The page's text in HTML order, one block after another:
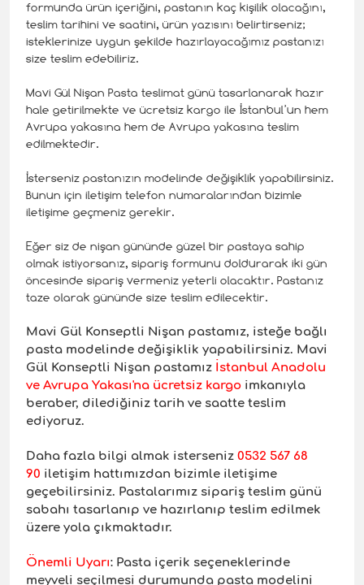
formunda ürün içeriğini, pastanın kaç kişilik olacağını,
teslim tarihini ve saatini, ürün yazısını belirtirseniz;
isteklerinize uygun şekilde hazırlayacağımız pastanızı
size teslim edebiliriz.
Mavi Gül Nişan Pasta teslimat günü tasarlanarak hazır
hale getirilmekte ve ücretsiz kargo ile İstanbul’un hem
Avrupa yakasına hem de Avrupa yakasına teslim
edilmektedir.
İsterseniz pastanızın modelinde değişiklik yapabilirsiniz.
Bunun için iletişim telefon numaralarından bizimle
iletişime geçmeniz gerekir.
Eğer siz de nişan gününde güzel bir pastaya sahip
olmak istiyorsanız, sipariş formunu doldurarak iki gün
öncesinde sipariş vermeniz yeterli olacaktır. Pastanız
taze olarak gününde size teslim edilecektir.
Mavi Gül Konseptli Nişan pastamız, isteğe bağlı
pasta modelinde değişiklik yapabilirsiniz. Mavi
Gül Konseptli Nişan pastamız İstanbul Anadolu
ve Avrupa Yakası'na ücretsiz kargo imkanıyla
beraber, dilediğiniz tarih ve saatte teslim
ediyoruz.
Daha fazla bilgi almak isterseniz 0532 567 68
90 iletişim hattımızdan bizimle iletişime
geçebilirsiniz. Pastalarımız sipariş teslim günü
sabahı tasarlanıp ve hazırlanıp teslim edilmek
üzere yola çıkmaktadır.
Önemli Uyarı: Pasta içerik seçeneklerinde
meyveli seçilmesi durumunda pasta modelini